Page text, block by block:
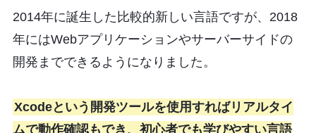
2014年に誕生した比較的新しい言語ですが、2018
年にはWebアプリケーションやサーバーサイドの
開発までできるようになりました。
Xcodeという開発ツールを使用すればリアルタイ
ムで動作確認もでき、初心者でも学びやすい言語